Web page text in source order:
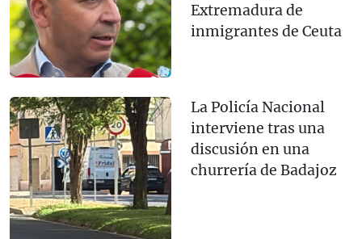
Extremadura de
inmigrantes de Ceuta
La Policía Nacional
interviene tras una
discusión en una
churrería de Badajoz